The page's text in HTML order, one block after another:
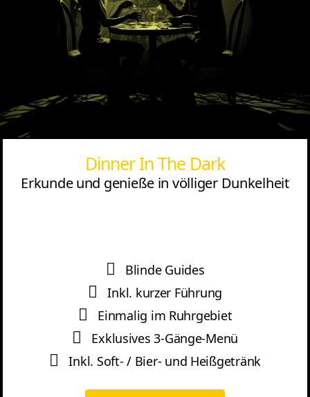
Dinner In The Dark
Erkunde und genieße in völliger Dunkelheit
Blinde Guides
Inkl. kurzer Führung
Einmalig im Ruhrgebiet
Exklusives 3-Gänge-Menü
Inkl. Soft- / Bier- und Heißgetränk